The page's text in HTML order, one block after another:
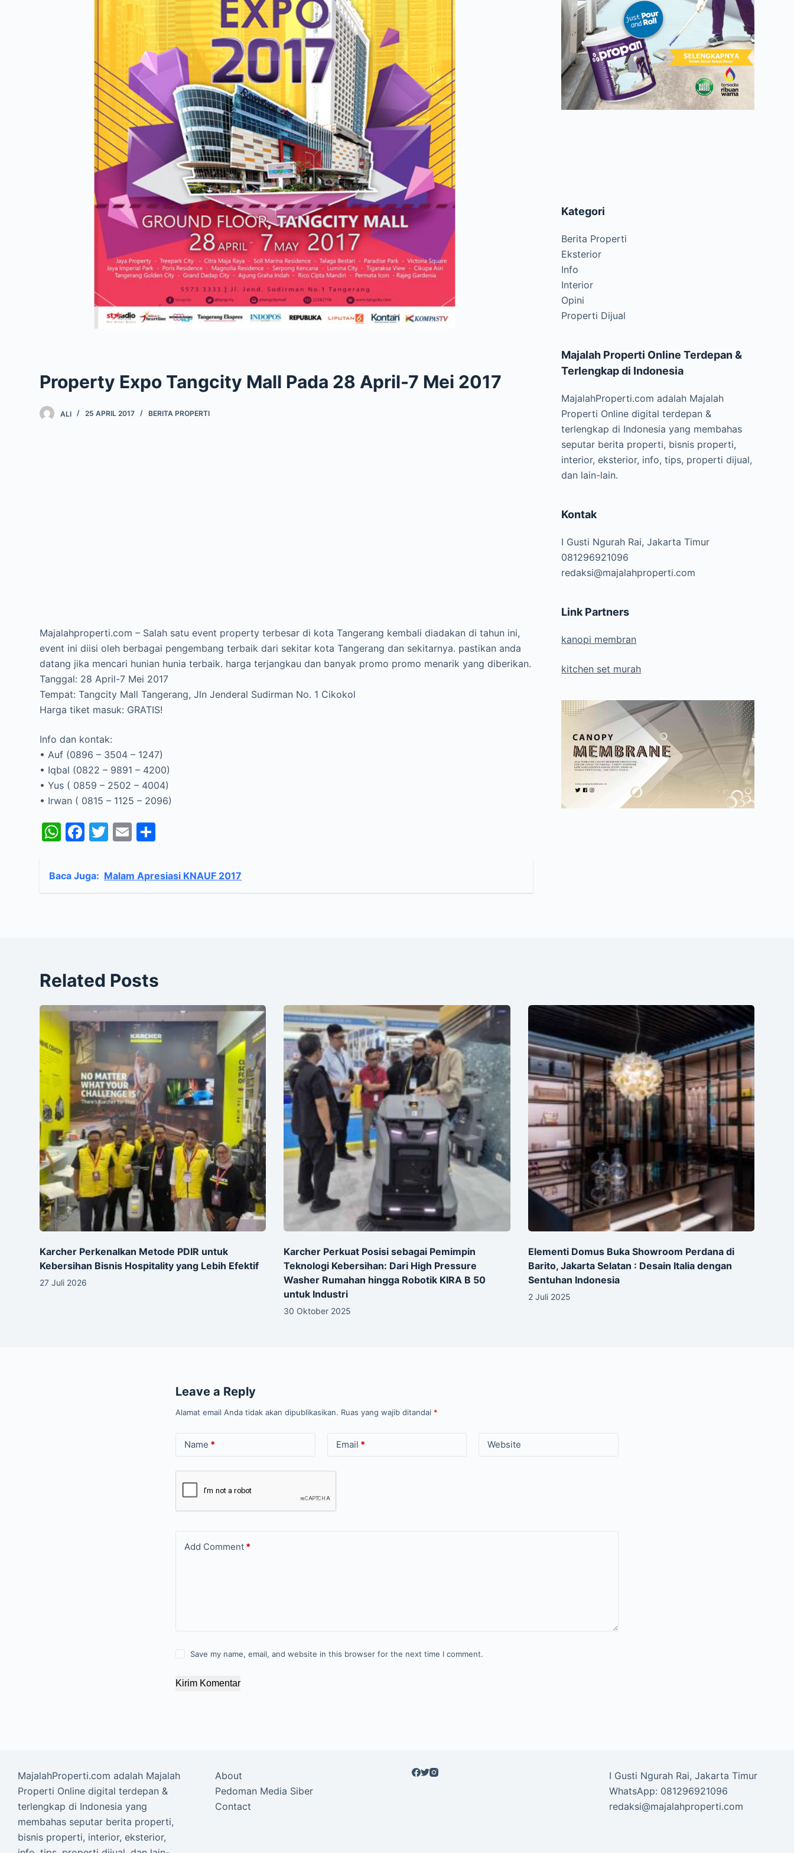
Property Expo Tangcity Mall Pada 28 April-7 Mei 2017
ALI 25 APRIL 2017 BERITA PROPERTI
Majalahproperti.com – Salah satu event property terbesar di kota Tangerang kembali diadakan di tahun ini,
event ini diisi oleh berbagai pengembang terbaik dari sekitar kota Tangerang dan sekitarnya. pastikan anda
datang jika mencari hunian hunia terbaik. harga terjangkau dan banyak promo promo menarik yang diberikan.
Tanggal: 28 April-7 Mei 2017
Tempat: Tangcity Mall Tangerang, Jln Jenderal Sudirman No. 1 Cikokol
Harga tiket masuk: GRATIS!
Info dan kontak:
• Auf (0896 – 3504 – 1247)
• Iqbal (0822 – 9891 – 4200)
• Yus ( 0859 – 2502 – 4004)
• Irwan ( 0815 – 1125 – 2096)
W
at
s
F
c
e
T
itt
er
E
ai
l
ar
e
Baca Juga: Malam Apresiasi KNAUF 2017
Kategori
Berita Properti
Eksterior
Info
Interior
Opini
Properti Dijual
Majalah Properti Online Terdepan &
Terlengkap di Indonesia
MajalahProperti.com adalah Majalah
Properti Online digital terdepan &
terlengkap di Indonesia yang membahas
seputar berita properti, bisnis properti,
interior, eksterior, info, tips, properti dijual,
dan lain-lain.
Kontak
I Gusti Ngurah Rai, Jakarta Timur
081296921096
redaksi@majalahproperti.com
Link Partners
kanopi membran
kitchen set murah
Related Posts
Karcher Perkenalkan Metode PDIR untuk
Kebersihan Bisnis Hospitality yang Lebih Efektif
27 Juli 2026
Karcher Perkuat Posisi sebagai Pemimpin
Teknologi Kebersihan: Dari High Pressure
Washer Rumahan hingga Robotik KIRA B 50
untuk Industri
30 Oktober 2025
Elementi Domus Buka Showroom Perdana di
Barito, Jakarta Selatan : Desain Italia dengan
Sentuhan Indonesia
2 Juli 2025
Leave a Reply
Alamat email Anda tidak akan dipublikasikan. Ruas yang wajib ditandai *
Name * Email * Website
Add Comment *
Save my name, email, and website in this browser for the next time I comment.
Kirim Komentar
MajalahProperti.com adalah Majalah
Properti Online digital terdepan &
terlengkap di Indonesia yang
membahas seputar berita properti,
bisnis properti, interior, eksterior,
About
Pedoman Media Siber
Contact
I Gusti Ngurah Rai, Jakarta Timur
WhatsApp: 081296921096
redaksi@majalahproperti.com